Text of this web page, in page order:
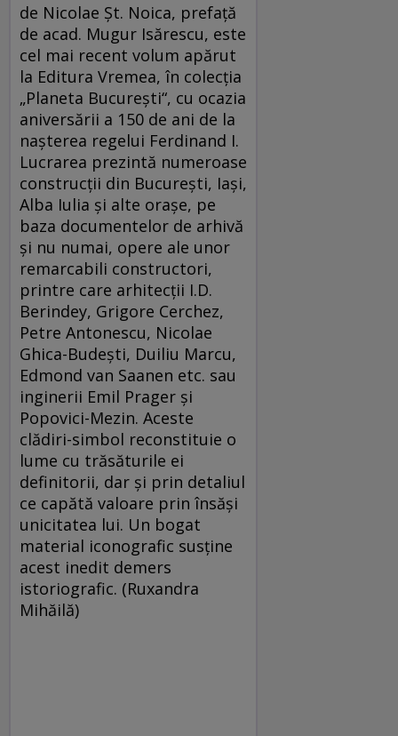
de Nicolae Şt. Noica, prefaţă
de acad. Mugur Isărescu, este
cel mai recent volum apărut
la Editura Vremea, în colecţia
„Planeta Bucureşti“, cu ocazia
aniversării a 150 de ani de la
naşterea regelui Ferdinand I.
Lucrarea prezintă numeroase
construcţii din Bucureşti, Iaşi,
Alba Iulia şi alte oraşe, pe
baza documentelor de arhivă
şi nu numai, opere ale unor
remarcabili constructori,
printre care arhitecţii I.D.
Berindey, Grigore Cerchez,
Petre Antonescu, Nicolae
Ghica-Budeşti, Duiliu Marcu,
Edmond van Saanen etc. sau
inginerii Emil Prager şi
Popovici-Mezin. Aceste
clădiri-simbol reconstituie o
lume cu trăsăturile ei
definitorii, dar şi prin detaliul
ce capătă valoare prin însăşi
unicitatea lui. Un bogat
material iconografic susţine
acest inedit demers
istoriografic. (Ruxandra
Mihăilă)